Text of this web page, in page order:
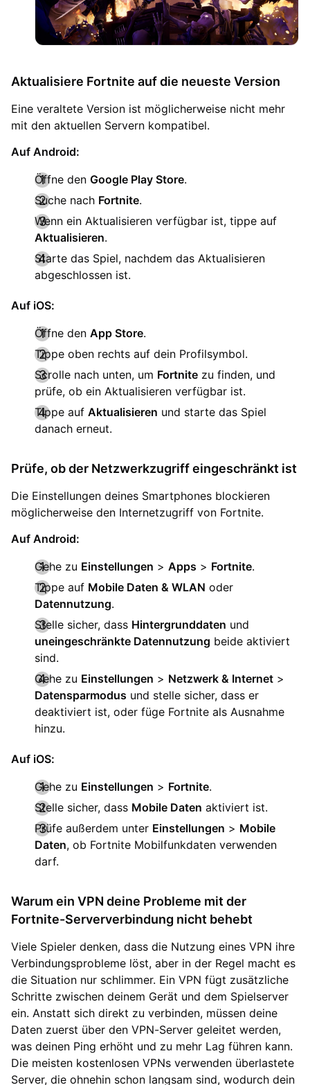
Aktualisiere Fortnite auf die neueste Version
Eine veraltete Version ist möglicherweise nicht mehr
mit den aktuellen Servern kompatibel.
Auf Android:
Öffne den Google Play Store.
Suche nach Fortnite.
Wenn ein Aktualisieren verfügbar ist, tippe auf
Aktualisieren.
Starte das Spiel, nachdem das Aktualisieren
abgeschlossen ist.
Auf iOS:
Öffne den App Store.
Tippe oben rechts auf dein Profilsymbol.
Scrolle nach unten, um Fortnite zu finden, und
prüfe, ob ein Aktualisieren verfügbar ist.
Tippe auf Aktualisieren und starte das Spiel
danach erneut.
Prüfe, ob der Netzwerkzugriff eingeschränkt ist
Die Einstellungen deines Smartphones blockieren
möglicherweise den Internetzugriff von Fortnite.
Auf Android:
Gehe zu Einstellungen > Apps > Fortnite.
Tippe auf Mobile Daten & WLAN oder
Datennutzung.
Stelle sicher, dass Hintergrunddaten und
uneingeschränkte Datennutzung beide aktiviert
sind.
Gehe zu Einstellungen > Netzwerk & Internet >
Datensparmodus und stelle sicher, dass er
deaktiviert ist, oder füge Fortnite als Ausnahme
hinzu.
Auf iOS:
Gehe zu Einstellungen > Fortnite.
Stelle sicher, dass Mobile Daten aktiviert ist.
Prüfe außerdem unter Einstellungen > Mobile
Daten, ob Fortnite Mobilfunkdaten verwenden
darf.
Warum ein VPN deine Probleme mit der
Fortnite-Serververbindung nicht behebt
Viele Spieler denken, dass die Nutzung eines VPN ihre
Verbindungsprobleme löst, aber in der Regel macht es
die Situation nur schlimmer. Ein VPN fügt zusätzliche
Schritte zwischen deinem Gerät und dem Spielserver
ein. Anstatt sich direkt zu verbinden, müssen deine
Daten zuerst über den VPN-Server geleitet werden,
was deinen Ping erhöht und zu mehr Lag führen kann.
Die meisten kostenlosen VPNs verwenden überlastete
Server, die ohnehin schon langsam sind, wodurch dein